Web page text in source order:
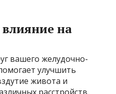
на
вашего желудочно-
улучшить
живота и